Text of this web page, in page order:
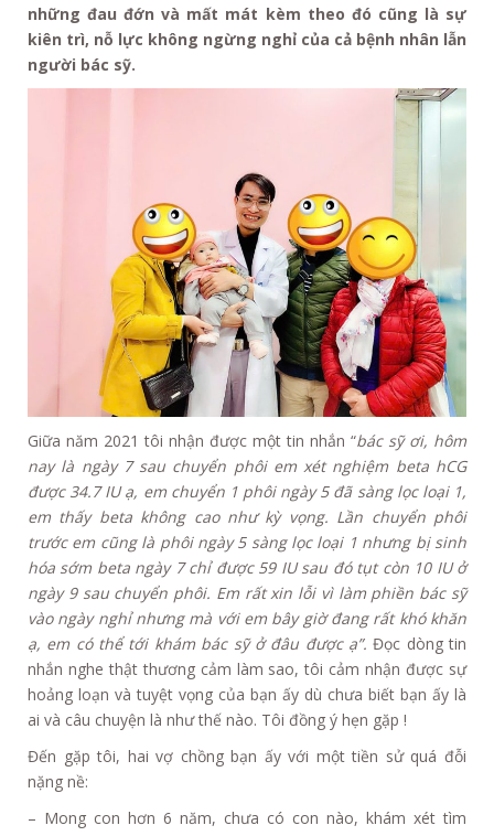
những đau đớn và mất mát kèm theo đó cũng là sự
kiên trì, nỗ lực không ngừng nghỉ của cả bệnh nhân lẫn
người bác sỹ.
Giữa năm 2021 tôi nhận được một tin nhắn “bác sỹ ơi, hôm
nay là ngày 7 sau chuyển phôi em xét nghiệm beta hCG
được 34.7 IU ạ, em chuyển 1 phôi ngày 5 đã sàng lọc loại 1,
em thấy beta không cao như kỳ vọng. Lần chuyển phôi
trước em cũng là phôi ngày 5 sàng lọc loại 1 nhưng bị sinh
hóa sớm beta ngày 7 chỉ được 59 IU sau đó tụt còn 10 IU ở
ngày 9 sau chuyển phôi. Em rất xin lỗi vì làm phiền bác sỹ
vào ngày nghỉ nhưng mà với em bây giờ đang rất khó khăn
ạ, em có thể tới khám bác sỹ ở đâu được ạ”.Đọc dòng tin
nhắn nghe thật thương cảm làm sao, tôi cảm nhận được sự
hoảng loạn và tuyệt vọng của bạn ấy dù chưa biết bạn ấy là
ai và câu chuyện là như thế nào. Tôi đồng ý hẹn gặp !
Đến gặp tôi, hai vợ chồng bạn ấy với một tiền sử quá đỗi
nặng nề:
– Mong con hơn 6 năm, chưa có con nào, khám xét tìm